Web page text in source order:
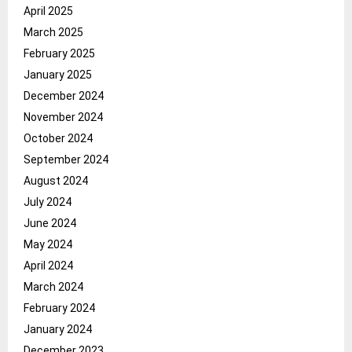
April 2025
March 2025
February 2025
January 2025
December 2024
November 2024
October 2024
September 2024
August 2024
July 2024
June 2024
May 2024
April 2024
March 2024
February 2024
January 2024